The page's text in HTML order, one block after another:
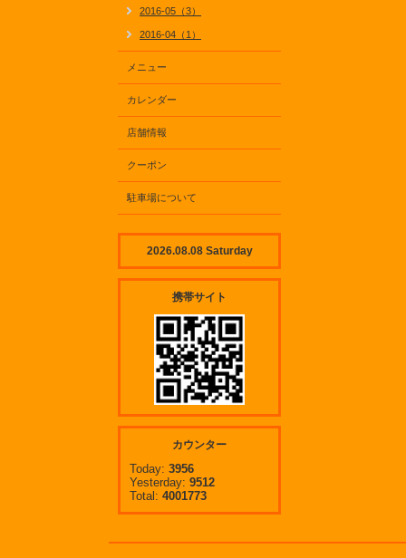
2016-05（3）
2016-04（1）
メニュー
カレンダー
店舗情報
クーポン
駐車場について
2026.08.08 Saturday
携帯サイト
カウンター
Today: 3956
Yesterday: 9512
Total: 4001773